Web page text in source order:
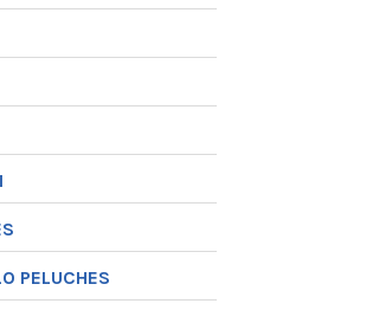
PELUCHES